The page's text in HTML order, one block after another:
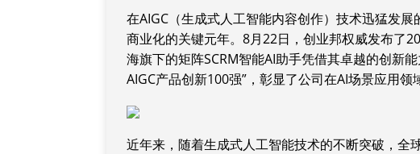
在AIGC（生成式人工智能内容创作）技术迅猛发
商业化的关键元年。8月22日，创业邦权威发布了
海旗下的矩阵SCRM智能AI助手凭借其卓越的创新
AIGC产品创新100强”，彰显了公司在AI场景应用领
近年来，随着生成式人工智能技术的不断突破，全